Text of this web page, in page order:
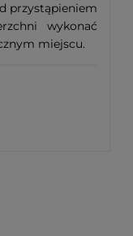
przystąpieniem
wykonać
miejscu.